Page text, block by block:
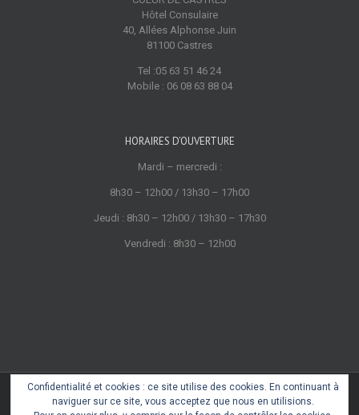
Hôtel Consulaire
40, Allées Alphonse Juin
81100 Castres
Tel :05 63 51 46 24
Mobile : 06 08 63 88 04
HORAIRES D’OUVERTURE
Mardi – mercredi :
8h30 – 12h00 / 13h30 – 17h00
Jeudi : 8h30 – 12h00 / 13h30 – 17h30
Vendredi : 8h30 – 12h00
Copyright 2022 © Cœur de Castres
Mentions légales
Confidentialité et cookies : ce site utilise des cookies. En continuant à
naviguer sur ce site, vous acceptez que nous en utilisions.